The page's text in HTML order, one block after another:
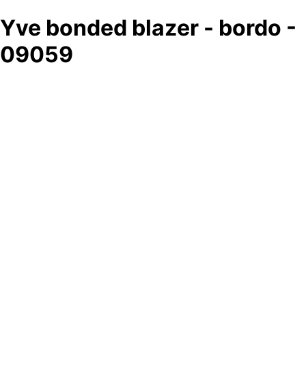
Yve bonded blazer - bordo -
09059